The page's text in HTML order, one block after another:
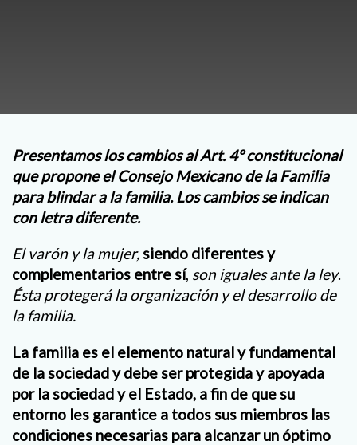
Presentamos los cambios al Art. 4º constitucional
que propone el Consejo Mexicano de la Familia
para blindar a la familia. Los cambios se indican
con letra diferente.
El varón y la mujer,siendo diferentes y
complementarios entre sí, son iguales ante la ley.
Ésta protegerá la organización y el desarrollo de
la familia.
La familia es el elemento natural y fundamental
de la sociedad y debe ser protegida y apoyada
por la sociedad y el Estado, a fin de que su
entorno les garantice a todos sus miembros las
condiciones necesarias para alcanzar un óptimo